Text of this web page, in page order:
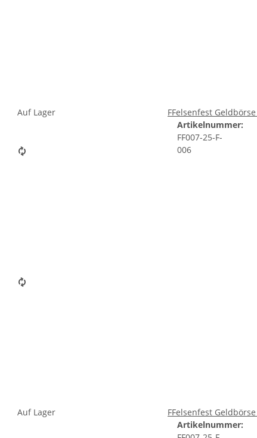
Auf Lager
FFelsenfest
Artikelnummer:
FF007-25-F-
006
Auf Lager
FFelsenfest
Artikelnummer: